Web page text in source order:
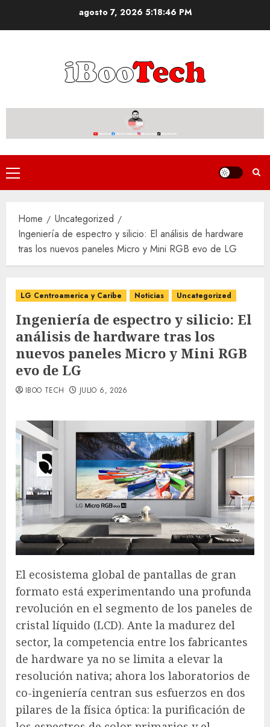
agosto 7, 20265:18:47 PM
Primary
Menu
Home
Uncategorized
Ingeniería de espectro y silicio: El análisis de hardware
tras los nuevos paneles Micro y Mini RGB evo de LG
LG Centroamerica y Caribe Noticias Uncategorized
Ingeniería de espectro y silicio: El
análisis de hardware tras los
nuevos paneles Micro y Mini RGB
evo de LG
IBOO TECH JULIO 6, 2026
El ecosistema global de pantallas de gran
formato está experimentando una profunda
revolución en el segmento de los paneles de
cristal líquido (LCD). Ante la madurez del
sector, la competencia entre los fabricantes
de hardware ya no se limita a elevar la
resolución nativa; ahora los laboratorios de
co-ingeniería centran sus esfuerzos en dos
pilares de la física óptica: la purificación de